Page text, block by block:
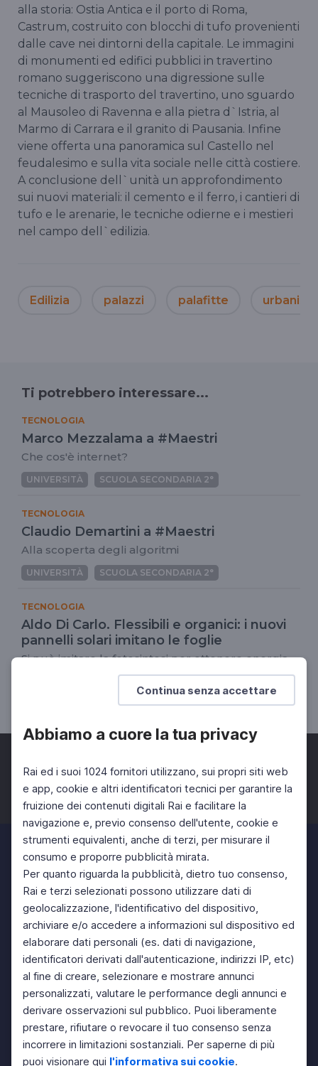
Continua senza accettare
Abbiamo a cuore la tua privacy
Rai ed i suoi 1024 fornitori utilizzano, sui propri siti web
e app, cookie e altri identificatori tecnici per garantire la
fruizione dei contenuti digitali Rai e facilitare la
navigazione e, previo consenso dell'utente, cookie e
strumenti equivalenti, anche di terzi, per misurare il
consumo e proporre pubblicità mirata.
Per quanto riguarda la pubblicità, dietro tuo consenso,
Rai e terzi selezionati possono utilizzare dati di
geolocalizzazione, l'identificativo del dispositivo,
archiviare e/o accedere a informazioni sul dispositivo ed
elaborare dati personali (es. dati di navigazione,
identificatori derivati dall'autenticazione, indirizzi IP, etc)
al fine di creare, selezionare e mostrare annunci
personalizzati, valutare le performance degli annunci e
derivare osservazioni sul pubblico. Puoi liberamente
prestare, rifiutare o revocare il tuo consenso senza
incorrere in limitazioni sostanziali. Per saperne di più
puoi visionare qui l'informativa sui cookie.
alla storia: Ostia Antica e il porto di Roma,
Castrum, costruito con blocchi di tufo provenienti
dalle cave nei dintorni della capitale. Le immagini
di monumenti ed edifici pubblici in travertino
romano suggeriscono una digressione sulle
tecniche di trasporto del travertino, uno sguardo
al Mausoleo di Ravenna e alla pietra d`Istria, al
Marmo di Carrara e il granito di Pausania. Infine
viene offerta una panoramica sul Castello nel
feudalesimo e sulla vita sociale nelle città costiere.
A conclusione dell`unità un approfondimento
sui nuovi materiali: il cemento e il ferro, i cantieri di
tufo e le arenarie, le tecniche odierne e i mestieri
nel campo dell`edilizia.
Edilizia palazzi palafitte
Ti potrebbero interessare...
TECNOLOGIA
Marco Mezzalama a #Maestri
Che cos'è internet?
UNIVERSITÀ SCUOLA SECONDARIA 2°
TECNOLOGIA
Claudio Demartini a #Maestri
Alla scoperta degli algoritmi
UNIVERSITÀ SCUOLA SECONDARIA 2°
TECNOLOGIA
Aldo Di Carlo. Flessibili e organici: i nuovi
pannelli solari imitano le foglie
Si può imitare la fotosintesi per ottenere energia
SCUOLA SECONDARIA 2°
Facebook Twitter Instagram